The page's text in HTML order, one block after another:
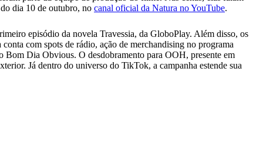
dia 10 de outubro, no canal oficial da Natura no YouTube.
episódio da novela Travessia, da GloboPlay. Além disso, os
com spots de rádio, ação de merchandising no programa
Bom Dia Obvious. O desdobramento para OOH, presente em
Já dentro do universo do TikTok, a campanha estende sua